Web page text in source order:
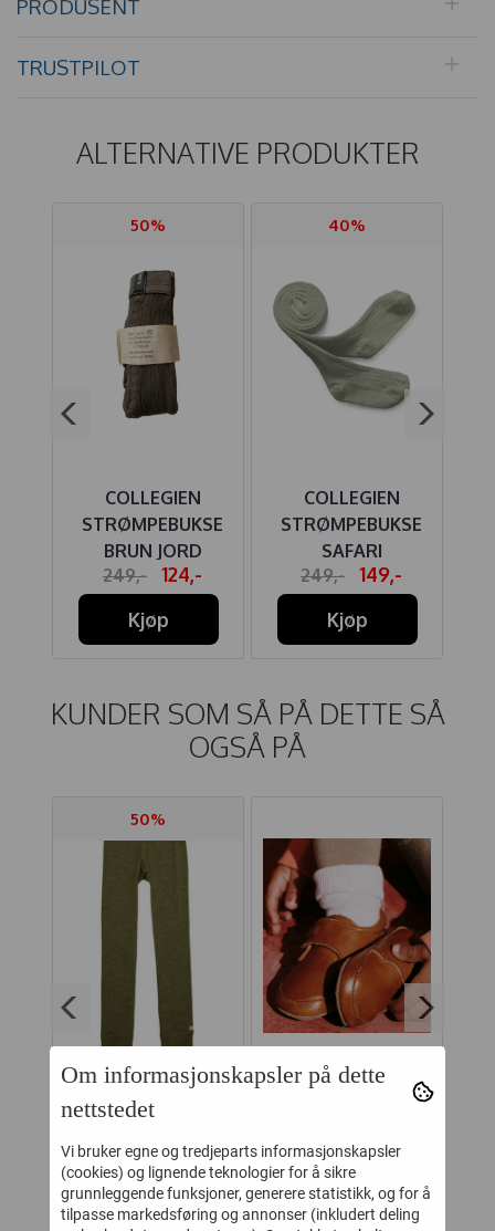
PRODUSENT
TRUSTPILOT
ALTERNATIVE PRODUKTER
50%
COLLEGIEN
STRØMPEBUKSE
BRUN JORD
249,-
124,-
Kjøp
40%
COLLEGIEN
STRØMPEBUKSE
SAFARI
249,-
149,-
Kjøp
KUNDER SOM SÅ PÅ DETTE SÅ
OGSÅ PÅ
50%
JOHA LEGGINGS
COLOURFULL MOSS
MELANGE
249,-
124,-
Kjøp
BORRELÅS COGNAC
299,-
Kjøp
Om informasjonskapsler på dette
nettstedet
Vi bruker egne og tredjeparts informasjonskapsler
(cookies) og lignende teknologier for å sikre
grunnleggende funksjoner, generere statistikk, og for å
tilpasse markedsføring og annonser (inkludert deling